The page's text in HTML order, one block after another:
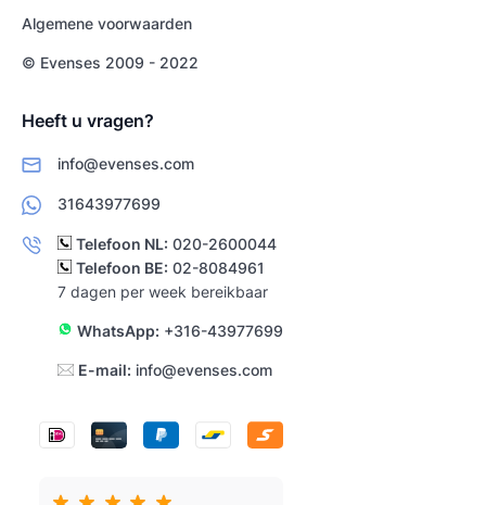
Algemene voorwaarden
© Evenses 2009 - 2022
Heeft u vragen?
info@evenses.com
31643977699
Telefoon NL: 020-2600044
Telefoon BE: 02-8084961
7 dagen per week bereikbaar
WhatsApp: +316-43977699
E-mail: info@evenses.com